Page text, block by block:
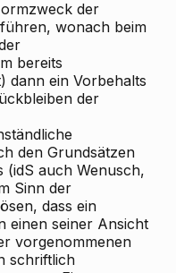
der
wonach beim
bereits
dann ein Vorbehalts
der
den Grundsätzen
(idS auch Wenusch,
Sinn der
dass ein
einen seiner Ansicht
vorgenommenen
schriftlich